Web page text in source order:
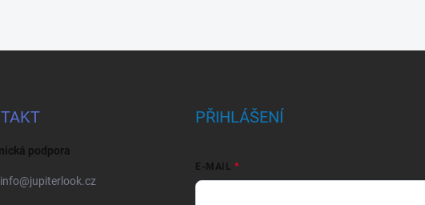
podpora
info@jupiterlook.cz
PŘIHLÁŠENÍ
E-MAIL